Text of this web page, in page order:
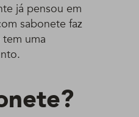
já pensou em
sabonete faz
uma